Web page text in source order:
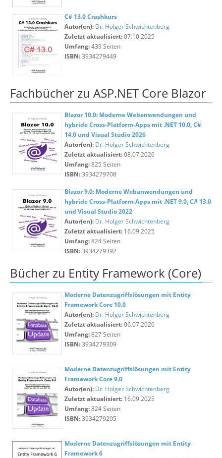
C# 13.0 Crashkurs
Autor(en): Dr. Holger Schwichtenberg
Zuletzt aktualisiert:07.10.2025
Umfang:439 Seiten
ISBN:3934279449
Fachbücher zu ASP.NET Core Blazor
Blazor 10.0: Moderne Webanwendungen und
hybride Cross-Platform-Apps mit .NET 10.0, C#
14.0 und Visual Studio 2026
Autor(en): Dr. Holger Schwichtenberg
Zuletzt aktualisiert:08.07.2026
Umfang:825 Seiten
ISBN:3934279708
Blazor 9.0: Moderne Webanwendungen und
hybride Cross-Platform-Apps mit .NET 9.0, C# 13.0
und Visual Studio 2022
Autor(en): Dr. Holger Schwichtenberg
Zuletzt aktualisiert: 16.09.2025
Umfang:824 Seiten
ISBN:3934279392
Bücher zu Entity Framework (Core)
Moderne Datenzugriffslösungen mit Entity
Framework Core 10.0
Autor(en): Dr. Holger Schwichtenberg
Zuletzt aktualisiert:06.07.2026
Umfang:827 Seiten
ISBN:3934279309
Moderne Datenzugriffslösungen mit Entity
Framework Core 9.0
Autor(en): Dr. Holger Schwichtenberg
Zuletzt aktualisiert: 16.09.2025
Umfang:824 Seiten
ISBN:3934279295
Moderne Datenzugriffslösungen mit Entity
Framework 6